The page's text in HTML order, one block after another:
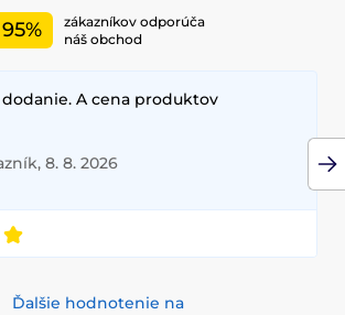
95%
zákazníkov odporúča
náš obchod
A cena produktov
8. 8. 2026
Ďalšie hodnotenie na